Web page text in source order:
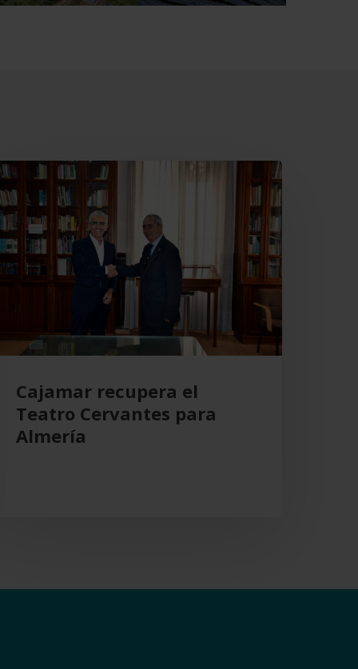
Cajamar recupera el
Teatro Cervantes para
Almería